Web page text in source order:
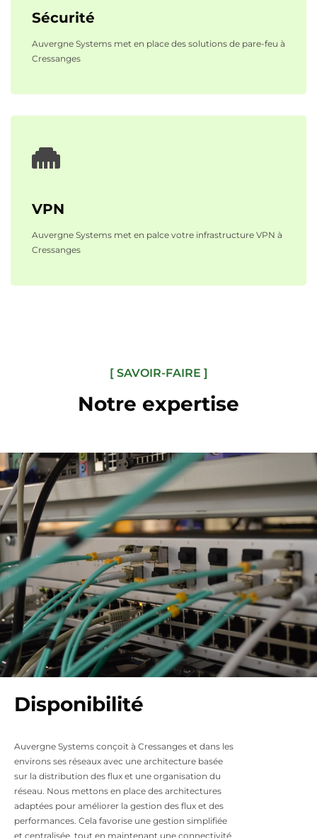
Sécurité
Auvergne Systems met en place des solutions de pare-feu à
Cressanges
VPN
Auvergne Systems met en palce votre infrastructure VPN à
Cressanges
[ SAVOIR-FAIRE ]
Notre expertise
Disponibilité
Auvergne Systems conçoit à Cressanges et dans les
environs ses réseaux avec une architecture basée
sur la distribution des flux et une organisation du
réseau. Nous mettons en place des architectures
adaptées pour améliorer la gestion des flux et des
performances. Cela favorise une gestion simplifiée
et centralisée, tout en maintenant une connectivité